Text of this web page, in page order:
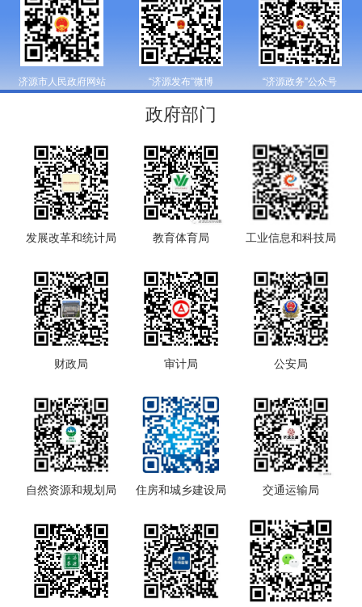
济源市人民政府网站 “济源发布”微博 “济源政务”公众号
政府部门
发展改革和统计局 教育体育局 工业信息和科技局
财政局 审计局 公安局
自然资源和规划局 住房和城乡建设局 交通运输局